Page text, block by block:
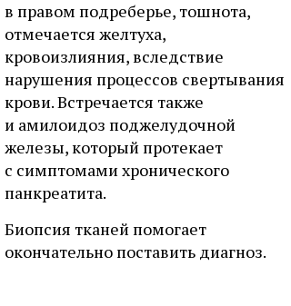
в правом подреберье, тошнота,
отмечается желтуха,
кровоизлияния, вследствие
нарушения процессов свертывания
крови. Встречается также
и амилоидоз поджелудочной
железы, который протекает
с симптомами хронического
панкреатита.
Биопсия тканей помогает
окончательно поставить диагноз.